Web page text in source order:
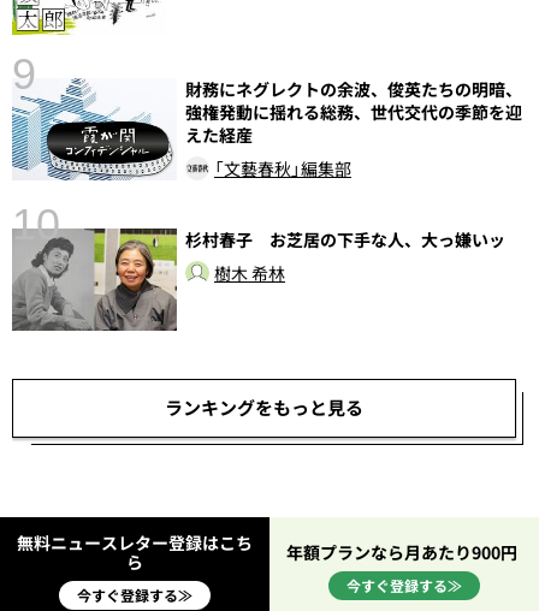
9
財務にネグレクトの余波、俊英たちの明暗、
強権発動に揺れる総務、世代交代の季節を迎
えた経産
「文藝春秋」編集部
10
杉村春子 お芝居の下手な人、大っ嫌いッ
樹木 希林
ランキングをもっと見る
無料ニュースレター登録はこち
ら
今すぐ登録する≫
年額プランなら月あたり900円
今すぐ登録する≫